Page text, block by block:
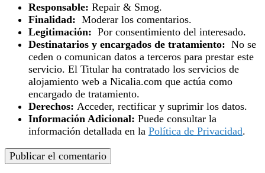
Responsable: Repair & Smog.
Finalidad: Moderar los comentarios.
Legitimación: Por consentimiento del interesado.
Destinatarios y encargados de tratamiento: No se
ceden o comunican datos a terceros para prestar este
servicio. El Titular ha contratado los servicios de
alojamiento web a Nicalia.com que actúa como
encargado de tratamiento.
Derechos: Acceder, rectificar y suprimir los datos.
Información Adicional: Puede consultar la
información detallada en la Política de Privacidad.